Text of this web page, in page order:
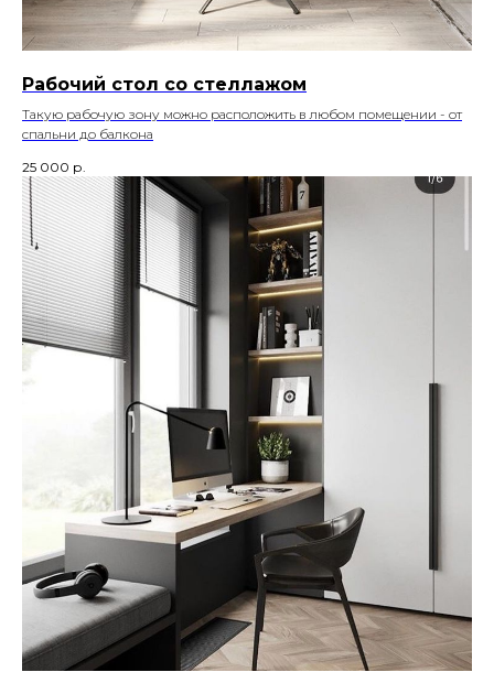
Рабочий стол со стеллажом
Такую рабочую зону можно расположить в любом помещении - от
спальни до балкона
25 000 р.